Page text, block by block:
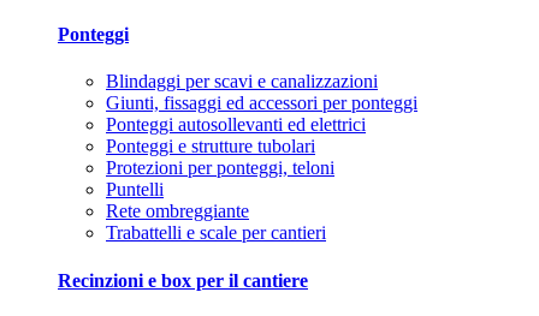
Ponteggi
Blindaggi per scavi e canalizzazioni
Giunti, fissaggi ed accessori per ponteggi
Ponteggi autosollevanti ed elettrici
Ponteggi e strutture tubolari
Protezioni per ponteggi, teloni
Puntelli
Rete ombreggiante
Trabattelli e scale per cantieri
Recinzioni e box per il cantiere